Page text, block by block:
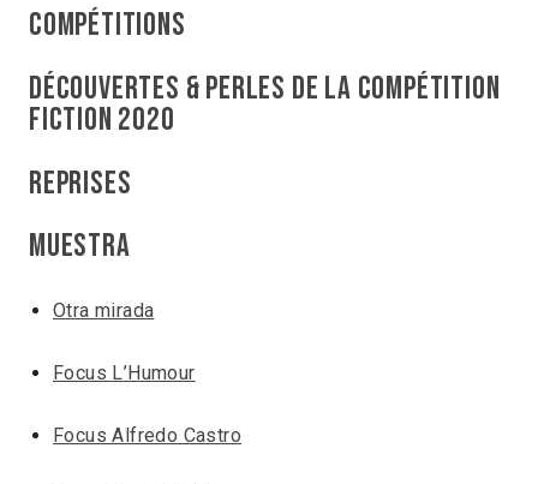
Compétitions
découvertes & perles de la compétition
fiction 2020
Reprises
Muestra
Otra mirada
Focus L’Humour
Focus Alfredo Castro